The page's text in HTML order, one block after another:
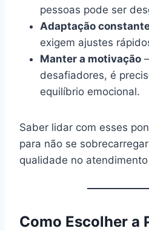
pessoas pode ser
Adaptação
exigem ajustes
Manter a motivação
desafiadores, é
equilíbrio emocional.
Saber lidar com esses
para não se
qualidade no
Como Escolher a